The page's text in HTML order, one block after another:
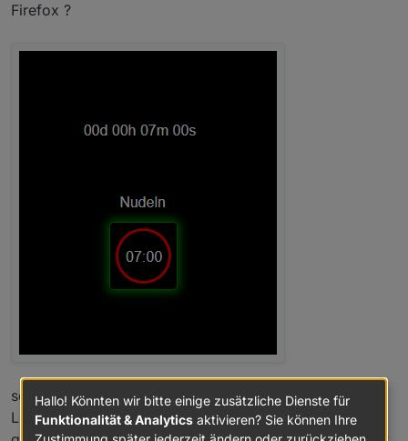
Firefox ?
so ist alles gut.
Lösche ich jetzt die OID im Plain Widget, oder das
Hallo! Könnten wir bitte einige zusätzliche Dienste für
Funktionalität & Analytics aktivieren? Sie können Ihre